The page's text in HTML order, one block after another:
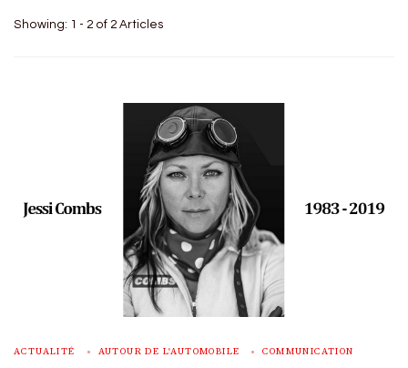
Showing: 1 - 2 of 2 Articles
ACTUALITÉ AUTOUR DE L'AUTOMOBILE COMMUNICATION